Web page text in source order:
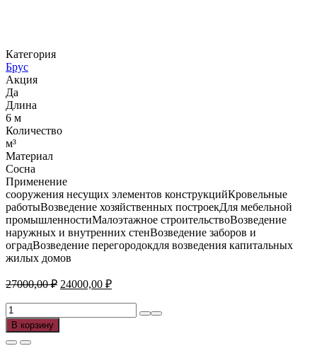
Категория
Брус
Акция
Да
Длина
6 м
Количество
м³
Материал
Сосна
Применение
сооружения несущих элементов конструкцийКровельные
работыВозведение хозяйственных построекДля мебельной
промышленностиМалоэтажное строительствоВозведение
наружных и внутренних стенВозведение заборов и
оградВозведение перегородокдля возведения капитальных
жилых домов
27000,00₽ Первоначальная
составляла
27000,00 ₽.
24000,00 ₽Текущая
24000,00 ₽.
Количество
товара
Брус
сосна
В корзину